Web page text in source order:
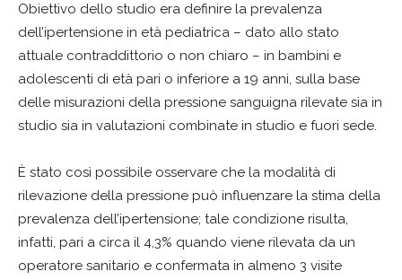
Obiettivo dello studio era definire la prevalenza
dell’ipertensione in età pediatrica – dato allo stato
attuale contraddittorio o non chiaro – in bambini e
adolescenti di età pari o inferiore a 19 anni, sulla base
delle misurazioni della pressione sanguigna rilevate sia in
studio sia in valutazioni combinate in studio e fuori sede.
È stato così possibile osservare che la modalità di
rilevazione della pressione può influenzare la stima della
prevalenza dell’ipertensione; tale condizione risulta,
infatti, pari a circa il 4,3% quando viene rilevata da un
operatore sanitario e confermata in almeno 3 visite